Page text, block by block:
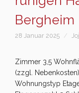
Bergheim
28 Januar 2025
Zimmer 3,5
(zzgl.
Wohnungstyp